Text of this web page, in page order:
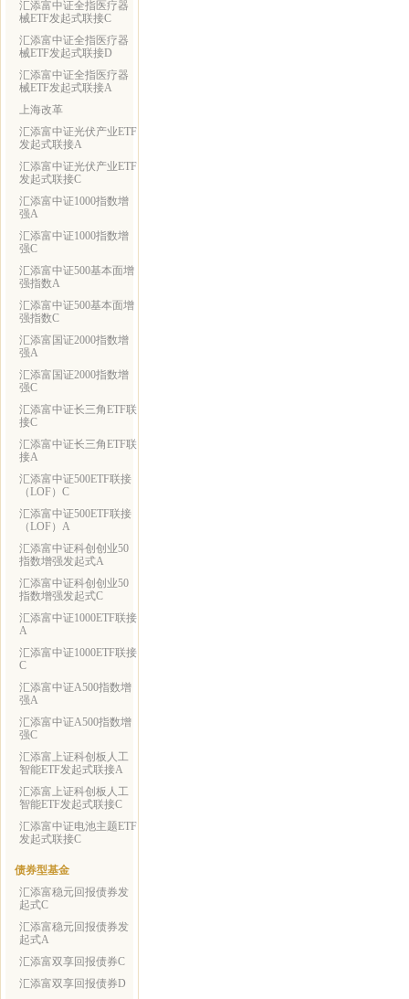
汇添富中证全指医疗器
械ETF发起式联接C
汇添富中证全指医疗器
械ETF发起式联接D
汇添富中证全指医疗器
械ETF发起式联接A
上海改革
汇添富中证光伏产业ETF
发起式联接A
汇添富中证光伏产业ETF
发起式联接C
汇添富中证1000指数增
强A
汇添富中证1000指数增
强C
汇添富中证500基本面增
强指数A
汇添富中证500基本面增
强指数C
汇添富国证2000指数增
强A
汇添富国证2000指数增
强C
汇添富中证长三角ETF联
接C
汇添富中证长三角ETF联
接A
汇添富中证500ETF联接
（LOF）C
汇添富中证500ETF联接
（LOF）A
汇添富中证科创创业50
指数增强发起式A
汇添富中证科创创业50
指数增强发起式C
汇添富中证1000ETF联接
A
汇添富中证1000ETF联接
C
汇添富中证A500指数增
强A
汇添富中证A500指数增
强C
汇添富上证科创板人工
智能ETF发起式联接A
汇添富上证科创板人工
智能ETF发起式联接C
汇添富中证电池主题ETF
发起式联接C
债券型基金
汇添富稳元回报债券发
起式C
汇添富稳元回报债券发
起式A
汇添富双享回报债券C
汇添富双享回报债券D